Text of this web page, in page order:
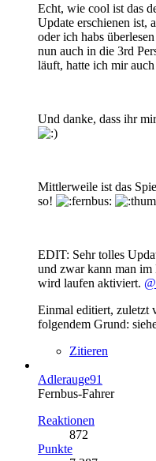
Echt, wie cool ist das
Update erschienen ist,
oder ich habs
nun auch in die 3rd
läuft, hatte ich mir
Und danke, dass ihr
Mittlerweile ist das
so!
EDIT: Sehr tolles
und zwar kann man im
wird laufen aktiviert.
Einmal editiert, zuletzt
folgendem Grund:
Zitieren
Adlerauge91
Fernbus-Fahrer
Reaktionen
872
Punkte